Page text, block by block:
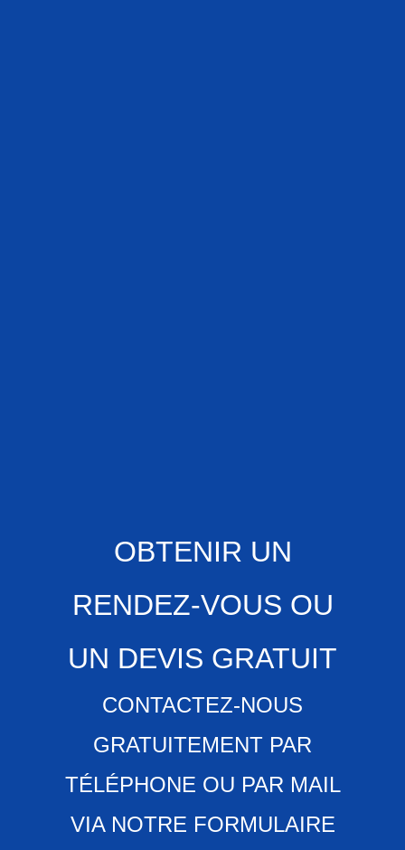
OBTENIR UN
RENDEZ-VOUS OU
UN DEVIS GRATUIT
CONTACTEZ-NOUS
GRATUITEMENT PAR
TÉLÉPHONE OU PAR MAIL
VIA NOTRE FORMULAIRE